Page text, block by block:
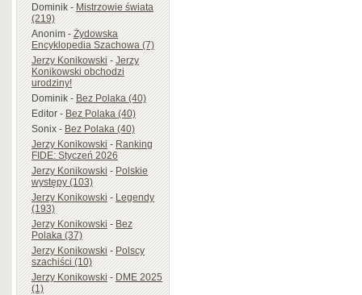
Dominik-Mistrzowie świata
(219)
Anonim-Żydowska
Encyklopedia Szachowa (7)
Jerzy Konikowski-Jerzy
Konikowski obchodzi
urodziny!
Dominik-Bez Polaka (40)
Editor-Bez Polaka (40)
Sonix-Bez Polaka (40)
Jerzy Konikowski-Ranking
FIDE: Styczeń 2026
Jerzy Konikowski-Polskie
występy (103)
Jerzy Konikowski-Legendy
(193)
Jerzy Konikowski-Bez
Polaka (37)
Jerzy Konikowski-Polscy
szachiści (10)
Jerzy Konikowski-DME 2025
(1)